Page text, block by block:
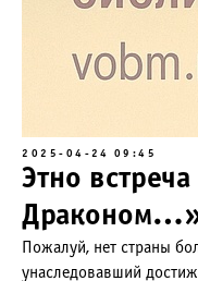
2025-04-24 09:45
Этно
Пожалуй, нет страны
унаследовавший